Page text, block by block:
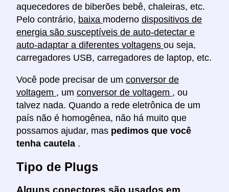
aquecedores de biberões bebê, chaleiras, etc.
Pelo contrário, baixa moderno dispositivos de
energia são susceptíveis de auto-detectar e
auto-adaptar a diferentes voltagens ou seja,
carregadores USB, carregadores de laptop, etc.
Você pode precisar de um conversor de
voltagem , um conversor de voltagem , ou
talvez nada. Quando a rede eletrônica de um
país não é homogênea, não há muito que
possamos ajudar, mas pedimos que você
tenha cautela .
Tipo de Plugs
Alguns conectores são usados em